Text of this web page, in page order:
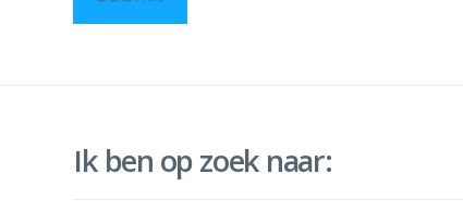
Ik ben op zoek naar: